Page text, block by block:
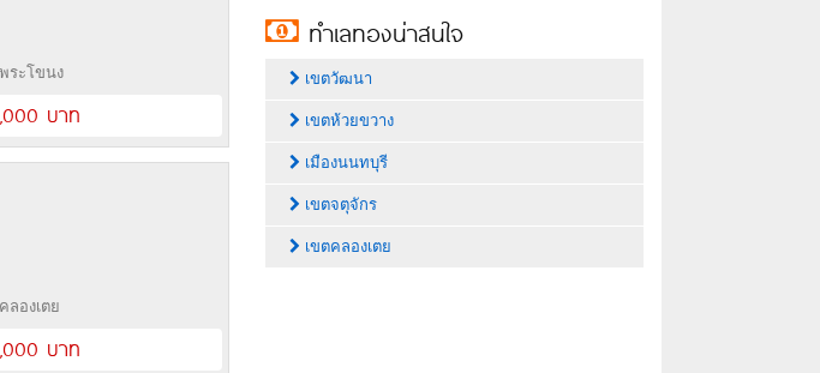
ระโขนง
บาท
ลองเตย
บาท
ทำเลทองน่าสนใจ
เขตวัฒนา
เขตห้วยขวาง
เมืองนนทบุรี
เขตจตุจักร
เขตคลองเตย